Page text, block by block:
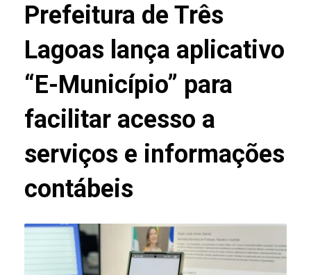
Prefeitura de Três
Lagoas lança aplicativo
“E-Município” para
facilitar acesso a
serviços e informações
contábeis